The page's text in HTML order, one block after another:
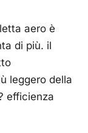
aero è
di più. il
leggero della
efficienza